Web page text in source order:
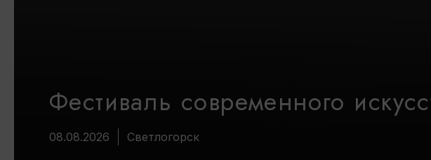
Фестиваль современного
08.08.2026 Светлогорск